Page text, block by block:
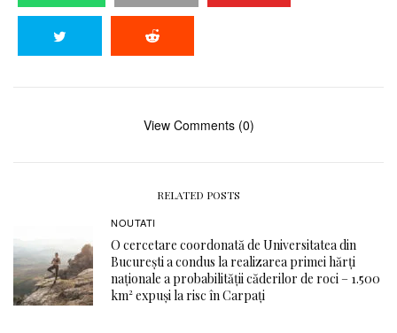
View Comments (0)
RELATED POSTS
NOUTATI
O cercetare coordonată de Universitatea din
București a condus la realizarea primei hărți
naționale a probabilității căderilor de roci – 1.500
km² expuși la risc în Carpați